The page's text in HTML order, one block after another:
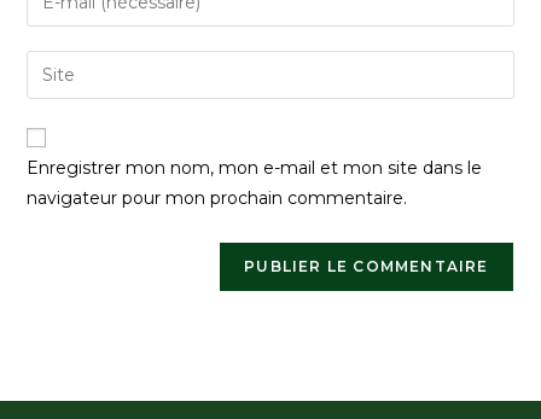
Enregistrer mon nom, mon e-mail et mon site dans le
navigateur pour mon prochain commentaire.